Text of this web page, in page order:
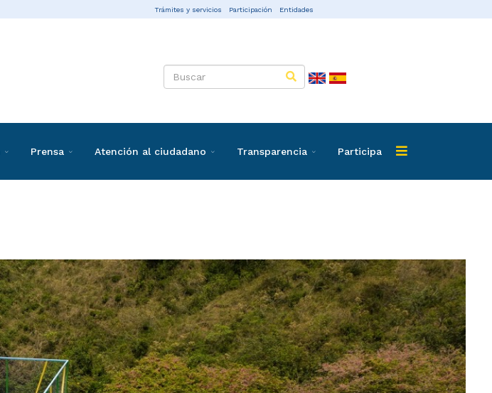
Trámites y servicios Participación Entidades
Prensa Atención al ciudadano Transparencia Participa